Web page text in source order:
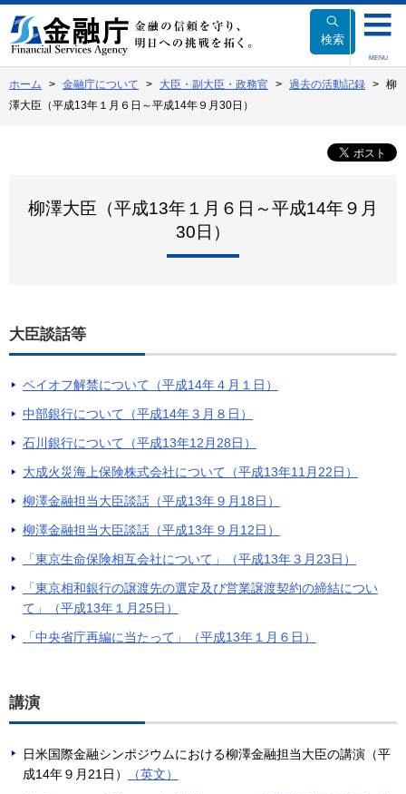
文
へ
動
検索
MENU
ホーム 金融庁について 大臣・副大臣・政務官 過去の活動記録
柳
澤大臣（平成13年１月６日～平成14年９月30日）
柳澤大臣（平成13年１月６日～平成14年９月
30日）
大臣談話等
ペイオフ解禁について（平成14年４月１日）
中部銀行について（平成14年３月８日）
石川銀行について（平成13年12月28日）
大成火災海上保険株式会社について（平成13年11月22日）
柳澤金融担当大臣談話（平成13年９月18日）
柳澤金融担当大臣談話（平成13年９月12日）
「東京生命保険相互会社について」（平成13年３月23日）
「東京相和銀行の譲渡先の選定及び営業譲渡契約の締結につい
て」（平成13年１月25日）
「中央省庁再編に当たって」（平成13年１月６日）
講演
日米国際金融シンポジウムにおける柳澤金融担当大臣の講演（平
成14年９月21日）
（英文）